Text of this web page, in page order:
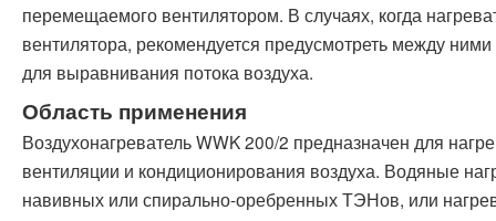
перемещаемого вентилятором. В случаях, когда
вентилятора, рекомендуется предусмотреть между
для выравнивания потока воздуха.
Область применения
Воздухонагреватель WWK 200/2 предназначен для
вентиляции и кондиционирования воздуха. Водяные
навивных или спирально-оребренных ТЭНов, или